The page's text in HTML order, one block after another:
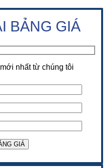
BẢNG GIÁ
nhất từ chúng tôi